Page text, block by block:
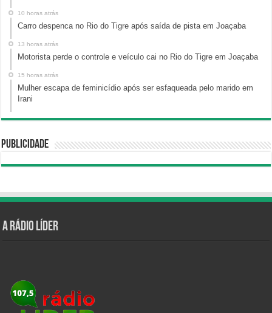
10 horas atrás
Carro despenca no Rio do Tigre após saída de pista em Joaçaba
13 horas atrás
Motorista perde o controle e veículo cai no Rio do Tigre em Joaçaba
15 horas atrás
Mulher escapa de feminicídio após ser esfaqueada pelo marido em
Irani
Publicidade
A Rádio Líder